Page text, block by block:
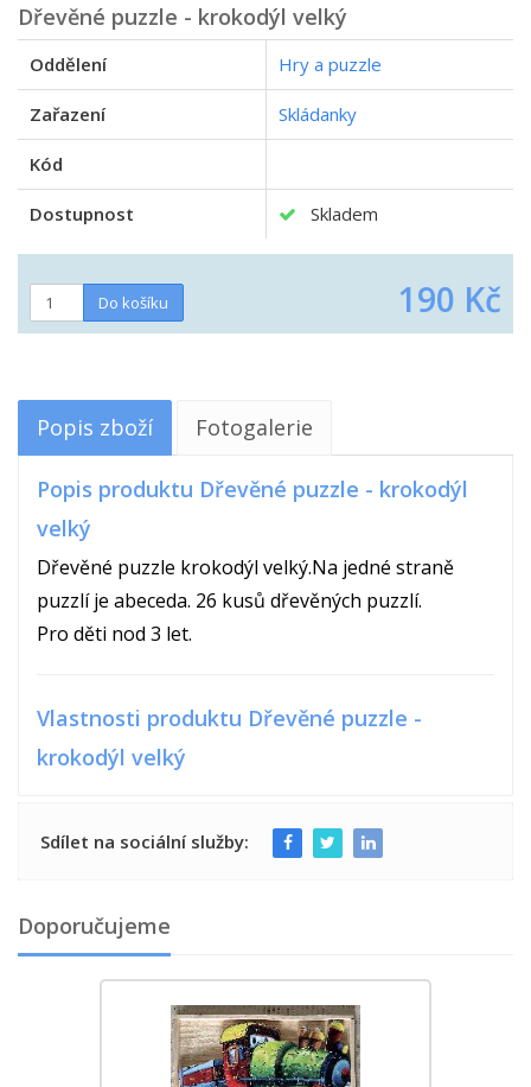
Dřevěné puzzle - krokodýl velký
Oddělení Hry a puzzle
Zařazení Skládanky
Kód
Dostupnost Skladem
190 Kč
Popis zboží Fotogalerie
Popis produktu Dřevěné puzzle - krokodýl
velký
Dřevěné puzzle krokodýl velký.Na jedné straně
puzzlí je abeceda. 26 kusů dřevěných puzzlí.
Pro děti nod 3 let.
Vlastnosti produktu Dřevěné puzzle -
krokodýl velký
Sdílet na sociální služby:
Doporučujeme